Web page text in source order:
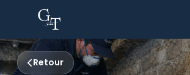
Retour